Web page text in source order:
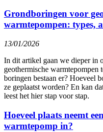
Grondboringen voor
warmtepompen: types,
13/01/2026
In dit artikel gaan we dieper in
geothermische warmtepompen
boringen bestaan er? Hoeveel
ze geplaatst worden? En kan
leest het hier stap voor stap.
Hoeveel plaats neemt
warmtepomp in?